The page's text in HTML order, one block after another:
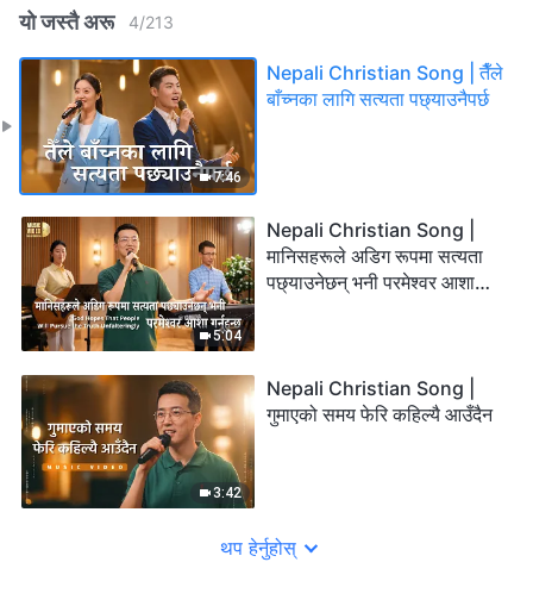
यो जस्तै अरू 4/213
7:46
Nepali Christian Song | तैँले
बाँच्नका लागि सत्यता पछ्याउनैपर्छ
5:04
Nepali Christian Song |
मानिसहरूले अडिग रूपमा सत्यता
पछ्याउनेछन् भनी परमेश्‍वर आशा
3:42
Nepali Christian Song |
गुमाएको समय फेरि कहिल्यै आउँदैन
थप हेर्नुहोस्